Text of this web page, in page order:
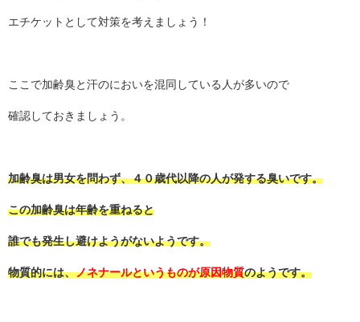
エチケットとして対策を考えましょう！
ここで加齢臭と汗のにおいを混同している人が多いので
確認しておきましょう。
加齢臭は男女を問わず、４０歳代以降の人が発する臭いです。
この加齢臭は年齢を重ねると
誰でも発生し避けようがないようです。
物質的には、ノネナールというものが原因物質のようです。